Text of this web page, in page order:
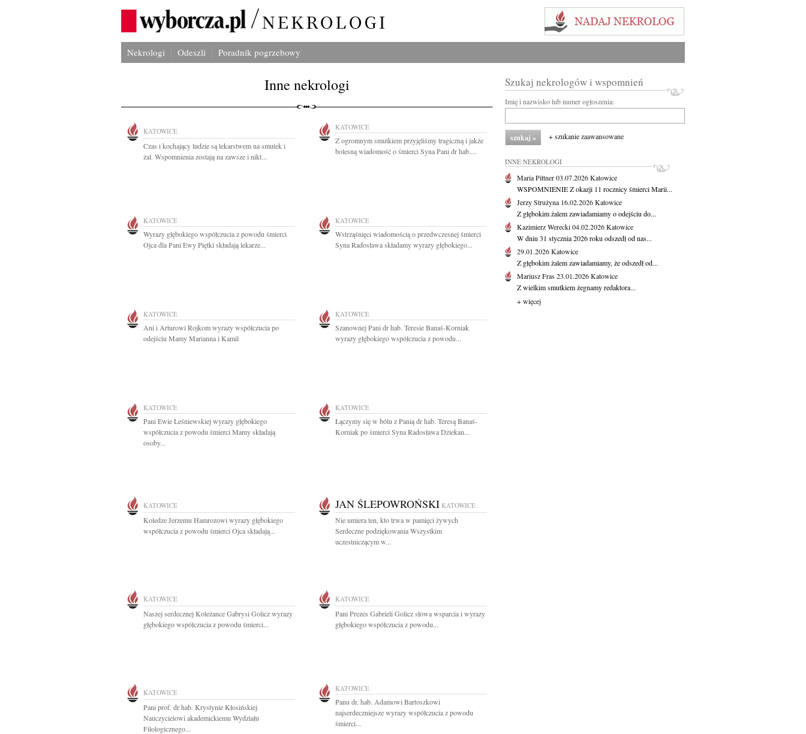
Nekrologi Odeszli Poradnik pogrzebowy
Inne nekrologi
KATOWICE
Czas i kochający ludzie są lekarstwem na smutek i
żal. Wspomnienia zostają na zawsze i nikt...
KATOWICE
Z ogromnym smutkiem przyjęliśmy tragiczną i jakże
bolesną wiadomość o śmierci Syna Pani dr hab....
KATOWICE
Wyrazy głębokiego współczucia z powodu śmierci
Ojca dla Pani Ewy Piętki składają lekarze...
KATOWICE
Wstrząśnięci wiadomością o przedwczesnej śmierci
Syna Radosława składamy wyrazy głębokiego...
KATOWICE
Ani i Arturowi Rojkom wyrazy współczucia po
odejściu Mamy Marianna i Kamil
KATOWICE
Szanownej Pani dr hab. Teresie Banaś-Korniak
wyrazy głębokiego współczucia z powodu...
KATOWICE
Pani Ewie Leśniewskiej wyrazy głębokiego
współczucia z powodu śmierci Mamy składają
osoby...
KATOWICE
Łączymy się w bólu z Panią dr hab. Teresą Banaś-
Korniak po śmierci Syna Radosława Dziekan...
KATOWICE
Koledze Jerzemu Hamrozowi wyrazy głębokiego
współczucia z powodu śmierci Ojca składają...
JAN ŚLEPOWROŃSKI KATOWICE
Nie umiera ten, kto trwa w pamięci żywych
Serdeczne podziękowania Wszystkim
uczestniczącym w...
KATOWICE
Naszej serdecznej Koleżance Gabrysi Golicz wyrazy
głębokiego współczucia z powodu śmierci...
KATOWICE
Pani Prezes Gabrieli Golicz słowa wsparcia i wyrazy
głębokiego współczucia z powodu...
KATOWICE
Pani prof. dr hab. Krystynie Kłosińskiej
Nauczycielowi akademickiemu Wydziału
Filologicznego...
KATOWICE
Panu dr. hab. Adamowi Bartoszkowi
najserdeczniejsze wyrazy współczucia z powodu
śmierci...
Szukaj nekrologów i wspomnień
Imię i nazwisko lub numer ogłoszenia:
+ szukanie zaawansowane
INNE NEKROLOGI
Maria Pittner03.07.2026Katowice
WSPOMNIENIE Z okazji 11 rocznicy śmierci Marii...
Jerzy Strużyna 16.02.2026Katowice
Z głębokim żalem zawiadamiamy o odejściu do...
Kazimierz Werecki04.02.2026Katowice
W dniu 31 stycznia 2026 roku odszedł od nas...
29.01.2026Katowice
Z głębokim żalem zawiadamiamy, że odszedł od...
Mariusz Fras23.01.2026Katowice
Z wielkim smutkiem żegnamy redaktora...
+ więcej